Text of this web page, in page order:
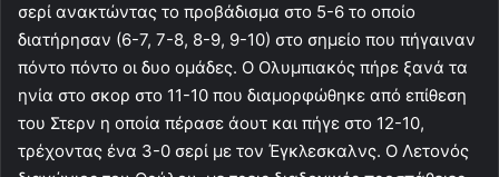
σερί ανακτώντας το προβάδισμα στο 5-6 το οποίο
διατήρησαν (6-7, 7-8, 8-9, 9-10) στο σημείο που πήγαιναν
πόντο πόντο οι δυο ομάδες. Ο Ολυμπιακός πήρε ξανά τα
ηνία στο σκορ στο 11-10 που διαμορφώθηκε από επίθεση
του Στερν η οποία πέρασε άουτ και πήγε στο 12-10,
τρέχοντας ένα 3-0 σερί με τον Έγκλεσκαλνς. Ο Λετονός